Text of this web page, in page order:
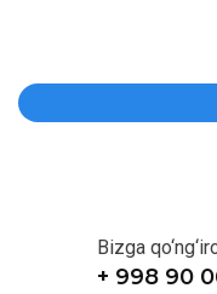
Bizga
+ 998 90